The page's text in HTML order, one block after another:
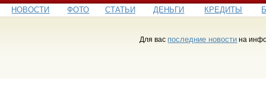
НОВОСТИ ФОТО СТАТЬИ ДЕНЬГИ КРЕДИТЫ
Для вас последние новости на